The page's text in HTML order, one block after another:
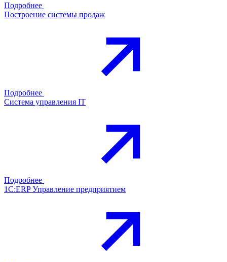
Подробнее
Построение системы продаж
Подробнее
Система управления IT
Подробнее
1С:ERP Управление предприятием